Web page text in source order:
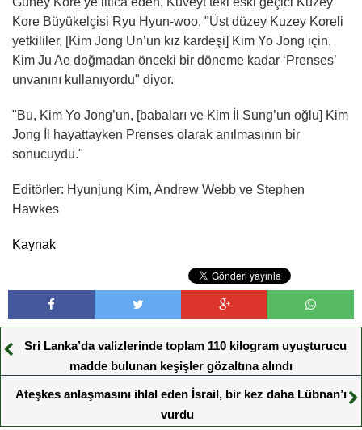
Kore Büyükelçisi Ryu Hyun-woo, "Üst düzey Kuzey Koreli
yetkililer, [Kim Jong Un’un kız kardeşi] Kim Yo Jong için,
Kim Ju Ae doğmadan önceki bir döneme kadar ‘Prenses’
unvanını kullanıyordu" diyor.
"Bu, Kim Yo Jong’un, [babaları ve Kim İl Sung’un oğlu] Kim
Jong İl hayattayken Prenses olarak anılmasının bir
sonucuydu."
Editörler: Hyunjung Kim, Andrew Webb ve Stephen
Hawkes
Kaynak
Sri Lanka’da valizlerinde toplam 110 kilogram uyuşturucu
madde bulunan keşişler gözaltına alındı
Ateşkes anlaşmasını ihlal eden İsrail, bir kez daha Lübnan’ı
vurdu